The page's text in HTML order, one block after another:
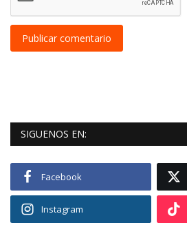
Publicar comentario
SIGUENOS EN:
Facebook
Instagram